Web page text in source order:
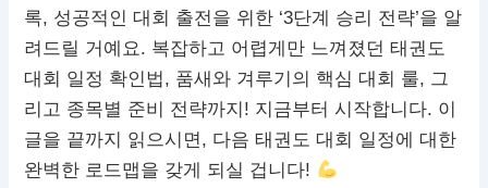
록, 성공적인 대회 출전을 위한 ‘3단계 승리 전략’을 알
려드릴 거예요. 복잡하고 어렵게만 느껴졌던 태권도
대회 일정 확인법, 품새와 겨루기의 핵심 대회 룰, 그
리고 종목별 준비 전략까지! 지금부터 시작합니다. 이
글을 끝까지 읽으시면, 다음 태권도 대회 일정에 대한
완벽한 로드맵을 갖게 되실 겁니다!